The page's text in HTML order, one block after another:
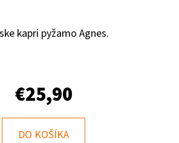
kapri pyžamo Agnes.
€25,90
DO KOŠÍKA